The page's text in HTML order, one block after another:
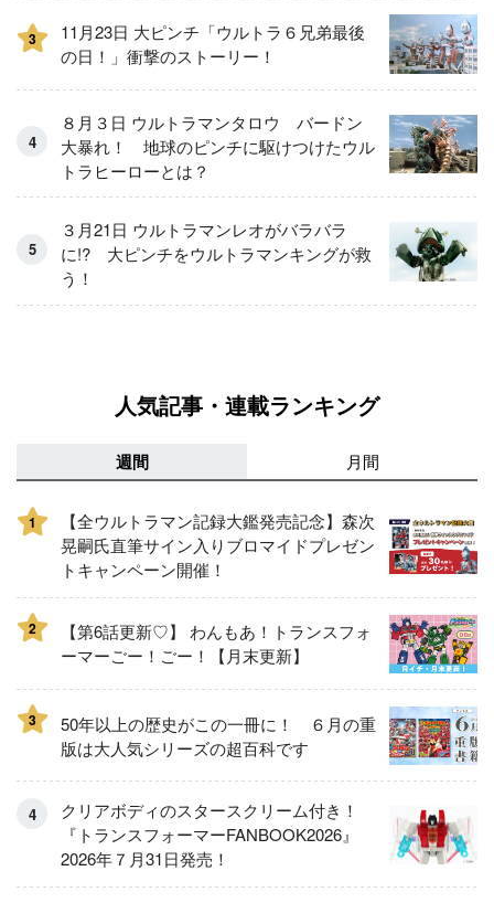
3
11月23日 大ピンチ「ウルトラ６兄弟最後
の日！」衝撃のストーリー！
８月３日 ウルトラマンタロウ バードン
大暴れ！ 地球のピンチに駆けつけたウル
トラヒーローとは？
３月21日 ウルトラマンレオがバラバラ
に!? 大ピンチをウルトラマンキングが救
う！
人気記事・連載ランキング
週間 月間
1
【全ウルトラマン記録大鑑発売記念】森次
晃嗣氏直筆サイン入りブロマイドプレゼン
トキャンペーン開催！
2
【第6話更新♡】 わんもあ！トランスフォ
ーマーごー！ごー！【月末更新】
3
50年以上の歴史がこの一冊に！ ６月の重
版は大人気シリーズの超百科です
クリアボディのスタースクリーム付き！
『トランスフォーマーFANBOOK2026』
2026年７月31日発売！